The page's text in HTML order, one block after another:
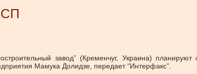
СП
завод” (Кременчуг, Украина)
Мамука Долидзе, передает “Интерфакс”.